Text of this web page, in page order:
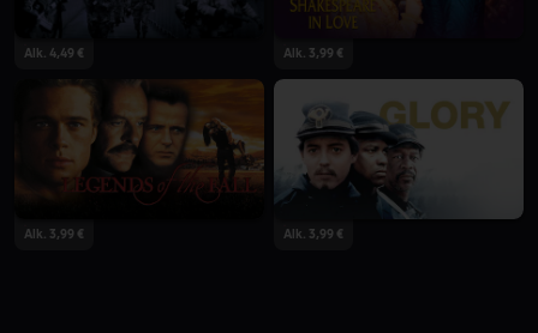
Alk. 4,49 € Alk. 3,99 €
Alk. 3,99 € Alk. 3,99 €